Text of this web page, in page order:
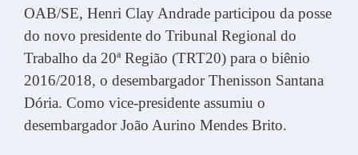
OAB/SE, Henri Clay Andrade participou da posse
do novo presidente do Tribunal Regional do
Trabalho da 20ª Região (TRT20) para o biênio
2016/2018, o desembargador Thenisson Santana
Dória. Como vice-presidente assumiu o
desembargador João Aurino Mendes Brito.